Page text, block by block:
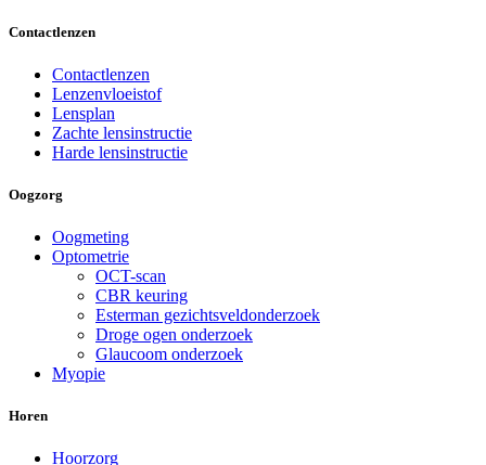
Contactlenzen
Contactlenzen
Lenzenvloeistof
Lensplan
Zachte lensinstructie
Harde lensinstructie
Oogzorg
Oogmeting
Optometrie
OCT-scan
CBR keuring
Esterman gezichtsveldonderzoek
Droge ogen onderzoek
Glaucoom onderzoek
Myopie
Horen
Hoorzorg